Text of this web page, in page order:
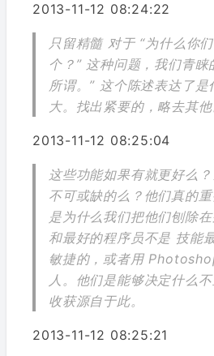
2013-11-12 08:24:22
只留精髓 对于 “为什么你
个？” 这种问题，我们青
所谓。” 这个陈述表达了
大。找出紧要的，略去其他
2013-11-12 08:25:04
这些功能如果有就更好么
不可或缺的么？他们真的
是为什么我们把他们刨除
和最好的程序员不是 技能
敏捷的，或者用
人。他们是能够决定什么
收获源自于此。
2013-11-12 08:25:21